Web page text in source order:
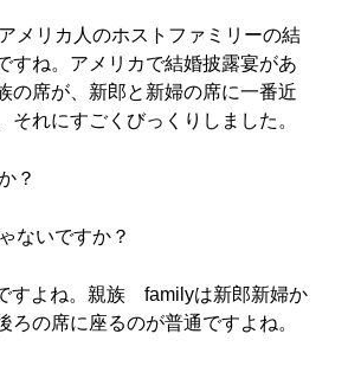
メリカ人のホストファミリーの結
すね。アメリカで結婚披露宴があ
の席が、新郎と新婦の席に一番近
それにすごくびっくりしました。
？
ないですか？
すよね。親族 familyは新郎新婦か
ろの席に座るのが普通ですよね。